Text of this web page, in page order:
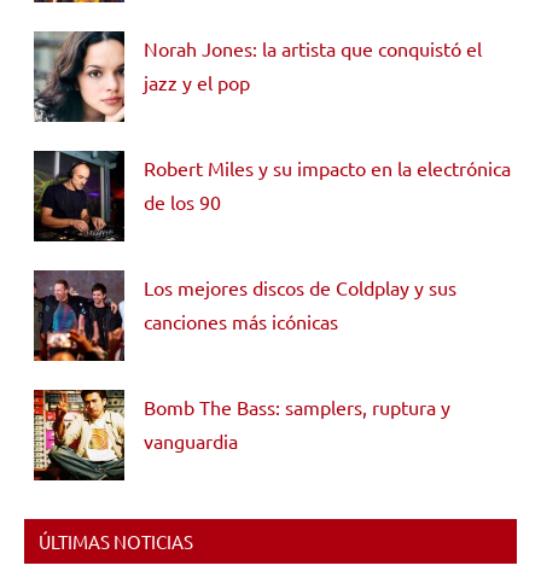
Norah Jones: la artista que conquistó el
jazz y el pop
Robert Miles y su impacto en la electrónica
de los 90
Los mejores discos de Coldplay y sus
canciones más icónicas
Bomb The Bass: samplers, ruptura y
vanguardia
ÚLTIMAS NOTICIAS